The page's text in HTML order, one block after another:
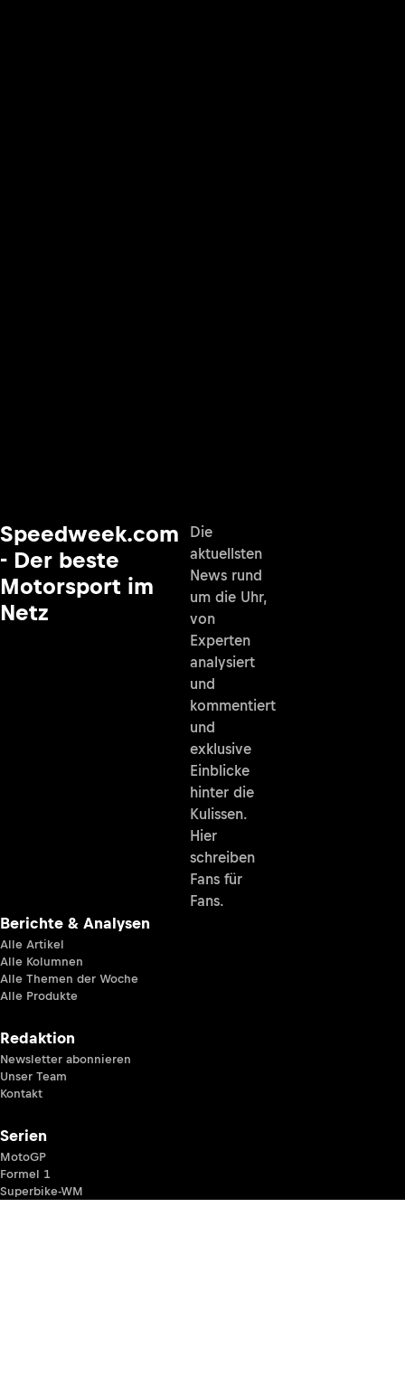
Speedweek.com
- Der beste
Motorsport im
Netz
Die
aktuellsten
News rund
um die Uhr,
von
Experten
analysiert
und
kommentiert
und
exklusive
Einblicke
hinter die
Kulissen.
Hier
schreiben
Fans für
Fans.
Berichte & Analysen
Alle Artikel
Alle Kolumnen
Alle Themen der Woche
Alle Produkte
Redaktion
Newsletter abonnieren
Unser Team
Kontakt
Serien
MotoGP
Formel 1
Superbike-WM